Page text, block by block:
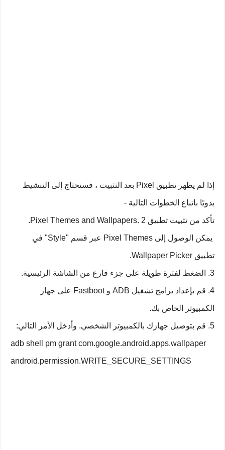
إذا لم يظهر تطبيق Pixel بعد التثبيت ، فستحتاج إلى التنشيط
يدويًا باتباع الخطوات التالية -
تأكد من تثبيت تطبيق Pixel Themes and Wallpapers. 2.
يمكن الوصول إلى Pixel Themes عبر قسم "Style" في
تطبيق Wallpaper Picker.
3. الضغط لفترة طويلة على جزء فارغ من الشاشة الرئيسية.
4. قم بإعداد برامج تشغيل ADB و Fastboot على جهاز
الكمبيوتر الخاص بك.
5. قم بتوصيل جهازك بالكمبيوتر الشخصي. وأدخل الأمر التالي:
adb shell pm grant com.google.android.apps.wallpaper
android.permission.WRITE_SECURE_SETTINGS